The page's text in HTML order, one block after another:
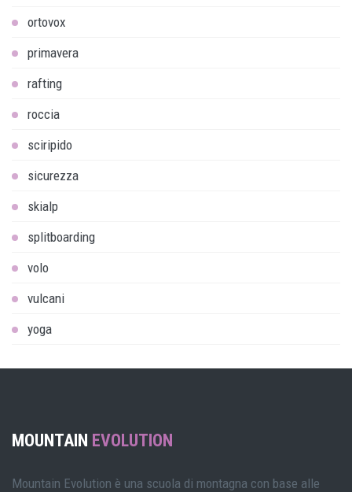
ortovox
primavera
rafting
roccia
sciripido
sicurezza
skialp
splitboarding
volo
vulcani
yoga
MOUNTAIN EVOLUTION
Mountain Evolution è una scuola di montagna con base alle